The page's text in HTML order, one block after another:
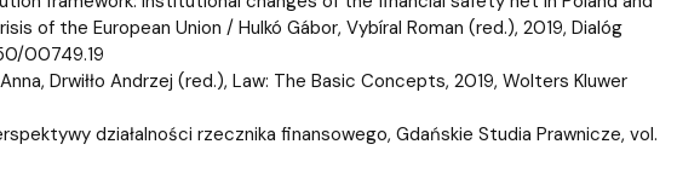
of the European Union / Hulkó Gábor, Vybíral Roman (red.), 2019, Dialóg
00749.19
Drwiłło Andrzej (red.), Law: The Basic Concepts, 2019, Wolters Kluwer
działalności rzecznika finansowego, Gdańskie Studia Prawnicze, vol.